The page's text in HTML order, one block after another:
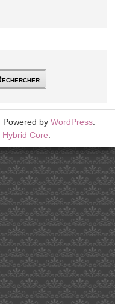
. Powered by WordPress
Hybrid Core